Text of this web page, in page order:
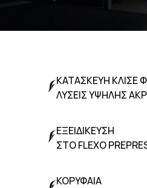
ΚΑΤΑΣΚΕΥΗ ΚΛΙΣΕ
ΛΥΣΕΙΣ ΥΨΗΛΗΣ
ΕΞΕΙΔΙΚΕΥΣΗ
ΣΤΟ FLEXO
ΚΟΡΥΦΑΙΑ